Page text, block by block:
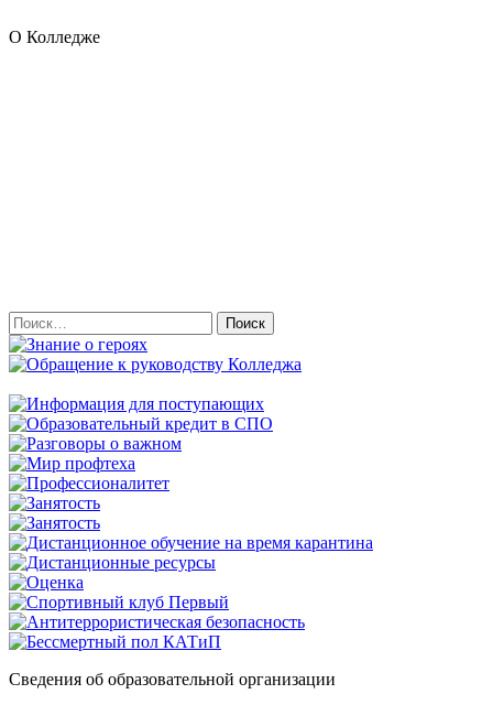
О Колледже
Найти:
Сведения об образовательной организации